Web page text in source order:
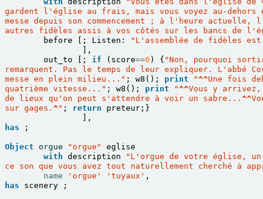
gardent l'église au frais, mais vous voyez au-
messe depuis son commencement ; à l'heure
autres fidèles assis à vos côtés sur les bancs de
before
[; Listen : "L'assemblée de fidèles
],
out_to
[; if ( score==0 ) { "Non, pourquoi
remarquent. Pas le temps de leur expliquer.
messe en plein milieu..." ; w8 (); print "^^Une fois
quatrième vitesse..." ; w8 (); print "^^Vous y
de lieux qu'on peut s'attendre à voir un sabre... ^^
sur gages. ^" ; return preteur ;}
],
has
;
Object orgue "orgue"
eglise
with description
"L'orgue de votre église,
ce son que vous avez tout naturellement cherché à
name
'orgue' 'tuyaux' ,
has
scenery ;